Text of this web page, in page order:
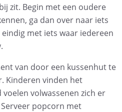
zit. Begin met een oudere
ga dan over naar iets
met iets waar iedereen
van door een kussenhut te
Kinderen vinden het
voelen volwassenen zich er
popcorn met